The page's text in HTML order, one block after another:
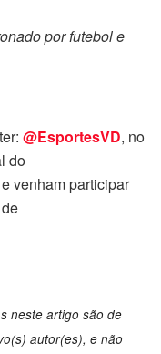
por futebol e
@EsportesVD, no
do
e venham participar
neste artigo são de
autor(es), e não